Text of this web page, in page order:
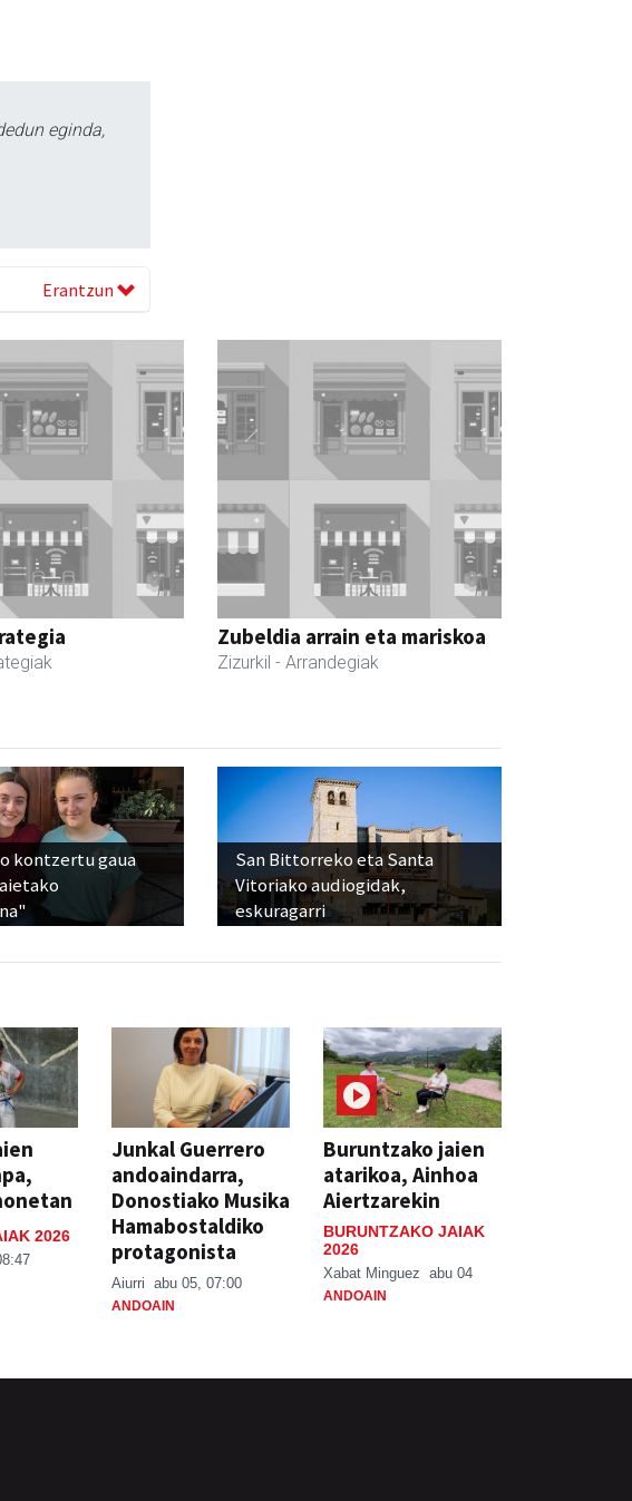
eginda,
Erantzun
Zubeldia arrain eta mariskoa
Zizurkil - Arrandegiak
kontzertu gaua
San Bittorreko eta Santa
Vitoriako audiogidak,
eskuragarri
2026
Junkal Guerrero
andoaindarra,
Donostiako Musika
Hamabostaldiko
protagonista
Aiurri abu 05, 07:00
ANDOAIN
Buruntzako jaien
atarikoa, Ainhoa
Aiertzarekin
BURUNTZAKO JAIAK
2026
Xabat Minguez abu 04
ANDOAIN